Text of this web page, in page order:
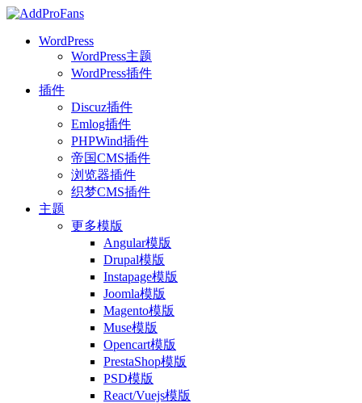
WordPress
WordPress主题
WordPress插件
插件
Discuz插件
Emlog插件
PHPWind插件
帝国CMS插件
浏览器插件
织梦CMS插件
主题
更多模版
Angular模版
Drupal模版
Instapage模版
Joomla模版
Magento模版
Muse模版
Opencart模版
PrestaShop模版
PSD模版
React/Vuejs模版